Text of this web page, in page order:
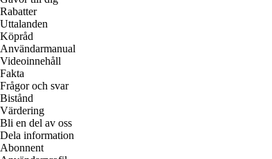
Rabatter
Uttalanden
Köpråd
Användarmanual
Videoinnehåll
Fakta
Frågor och svar
Bistånd
Värdering
Bli en del av oss
Dela information
Abonnent